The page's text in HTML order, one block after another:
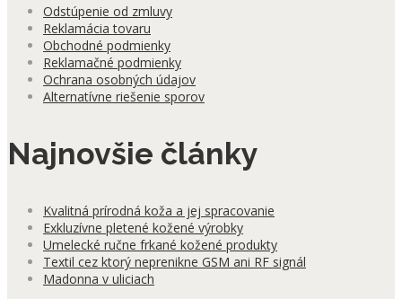
Odstúpenie od zmluvy
Reklamácia tovaru
Obchodné podmienky
Reklamačné podmienky
Ochrana osobných údajov
Alternatívne riešenie sporov
Najnovšie články
Kvalitná prírodná koža a jej spracovanie
Exkluzívne pletené kožené výrobky
Umelecké ručne frkané kožené produkty
Textil cez ktorý neprenikne GSM ani RF signál
Madonna v uliciach